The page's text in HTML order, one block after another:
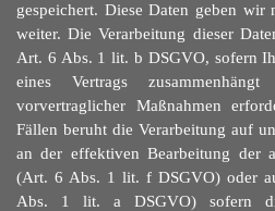
gespeichert. Diese Daten geben
weiter. Die Verarbeitung dieser
Art. 6 Abs. 1 lit. b DSGVO, sofern
eines Vertrags
vorvertraglicher Maßnahmen
Fällen beruht die Verarbeitung auf
an der effektiven Bearbeitung der
(Art. 6 Abs. 1 lit. f DSGVO) oder
Abs. 1 lit. a DSGVO) sofern